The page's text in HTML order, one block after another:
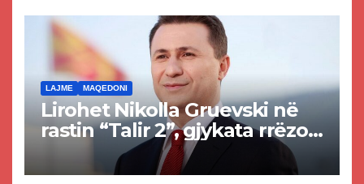
LAJME MAQEDONI
Lirohet Nikolla Gruevski në
rastin “Talir 2”, gjykata rrëzon
akuzat për ndërtimin e
paligjshëm të selisë së